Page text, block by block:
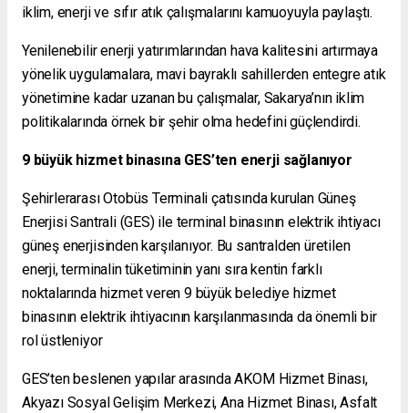
iklim, enerji ve sıfır atık çalışmalarını kamuoyuyla paylaştı.
Yenilenebilir enerji yatırımlarından hava kalitesini artırmaya
yönelik uygulamalara, mavi bayraklı sahillerden entegre atık
yönetimine kadar uzanan bu çalışmalar, Sakarya’nın iklim
politikalarında örnek bir şehir olma hedefini güçlendirdi.
9 büyük hizmet binasına GES’ten enerji sağlanıyor
Şehirlerarası Otobüs Terminali çatısında kurulan Güneş
Enerjisi Santrali (GES) ile terminal binasının elektrik ihtiyacı
güneş enerjisinden karşılanıyor. Bu santralden üretilen
enerji, terminalin tüketiminin yanı sıra kentin farklı
noktalarında hizmet veren 9 büyük belediye hizmet
binasının elektrik ihtiyacının karşılanmasında da önemli bir
rol üstleniyor
GES’ten beslenen yapılar arasında AKOM Hizmet Binası,
Akyazı Sosyal Gelişim Merkezi, Ana Hizmet Binası, Asfalt